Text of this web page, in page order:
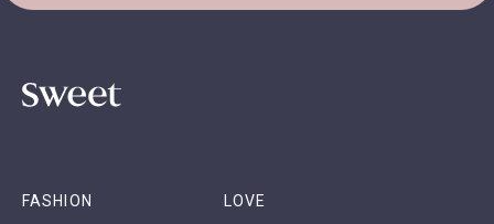
FASHION LOVE